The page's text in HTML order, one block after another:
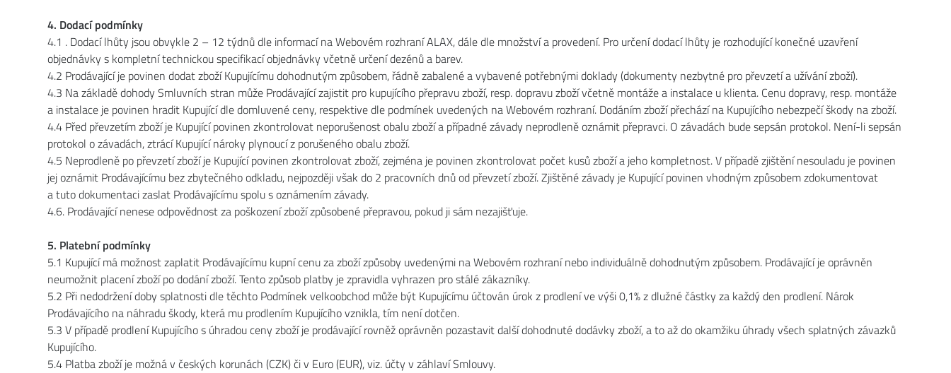
4. Dodací podmínky
4.1 . Dodací lhůty jsou obvykle 2 – 12 týdnů dle informací na Webovém rozhraní ALAX, dále dle množství a provedení. Pro určení dodací lhůty je rozhodující konečné uzavření
objednávky s kompletní technickou specifikací objednávky včetně určení dezénů a barev.
4.2 Prodávající je povinen dodat zboží Kupujícímu dohodnutým způsobem, řádně zabalené a vybavené potřebnými doklady (dokumenty nezbytné pro převzetí a užívání zboží).
4.3 Na základě dohody Smluvních stran může Prodávající zajistit pro kupujícího přepravu zboží, resp. dopravu zboží včetně montáže a instalace u klienta. Cenu dopravy, resp. montáže
a instalace je povinen hradit Kupující dle domluvené ceny, respektive dle podmínek uvedených na Webovém rozhraní. Dodáním zboží přechází na Kupujícího nebezpečí škody na zboží.
4.4 Před převzetím zboží je Kupující povinen zkontrolovat neporušenost obalu zboží a případné závady neprodleně oznámit přepravci. O závadách bude sepsán protokol. Není-li sepsán
protokol o závadách, ztrácí Kupující nároky plynoucí z porušeného obalu zboží.
4.5 Neprodleně po převzetí zboží je Kupující povinen zkontrolovat zboží, zejména je povinen zkontrolovat počet kusů zboží a jeho kompletnost. V případě zjištění nesouladu je povinen
jej oznámit Prodávajícímu bez zbytečného odkladu, nejpozději však do 2 pracovních dnů od převzetí zboží. Zjištěné závady je Kupující povinen vhodným způsobem zdokumentovat
a tuto dokumentaci zaslat Prodávajícímu spolu s oznámením závady.
4.6. Prodávající nenese odpovědnost za poškození zboží způsobené přepravou, pokud ji sám nezajišťuje.
5. Platební podmínky
5.1 Kupující má možnost zaplatit Prodávajícímu kupní cenu za zboží způsoby uvedenými na Webovém rozhraní nebo individuálně dohodnutým způsobem. Prodávající je oprávněn
neumožnit placení zboží po dodání zboží. Tento způsob platby je zpravidla vyhrazen pro stálé zákazníky.
5.2 Při nedodržení doby splatnosti dle těchto Podmínek velkoobchod může být Kupujícímu účtován úrok z prodlení ve výši 0,1% z dlužné částky za každý den prodlení. Nárok
Prodávajícího na náhradu škody, která mu prodlením Kupujícího vznikla, tím není dotčen.
5.3 V případě prodlení Kupujícího s úhradou ceny zboží je prodávající rovněž oprávněn pozastavit další dohodnuté dodávky zboží, a to až do okamžiku úhrady všech splatných závazků
Kupujícího.
5.4 Platba zboží je možná v českých korunách (CZK) či v Euro (EUR), viz. účty v záhlaví Smlouvy.